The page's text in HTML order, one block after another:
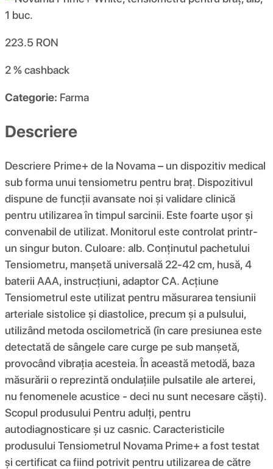
223.5 RON
2 %cashback
Categorie: Farma
Descriere
Descriere Prime+ de la Novama – un dispozitiv medical
sub forma unui tensiometru pentru braț. Dispozitivul
dispune de funcții avansate noi și validare clinică
pentru utilizarea în timpul sarcinii. Este foarte ușor și
convenabil de utilizat. Monitorul este controlat printr-
un singur buton. Culoare: alb. Conținutul pachetului
Tensiometru, manșetă universală 22-42 cm, husă, 4
baterii AAA, instrucțiuni, adaptor CA. Acţiune
Tensiometrul este utilizat pentru măsurarea tensiunii
arteriale sistolice și diastolice, precum și a pulsului,
utilizând metoda oscilometrică (în care presiunea este
detectată de sângele care curge pe sub manșetă,
provocând vibrația acesteia. În această metodă, baza
măsurării o reprezintă ondulațiile pulsatile ale arterei,
nu fenomenele acustice - deci nu sunt necesare căști).
Scopul produsului Pentru adulți, pentru
autodiagnosticare și uz casnic. Caracteristicile
produsului Tensiometrul Novama Prime+ a fost testat
și certificat ca fiind potrivit pentru utilizarea de către